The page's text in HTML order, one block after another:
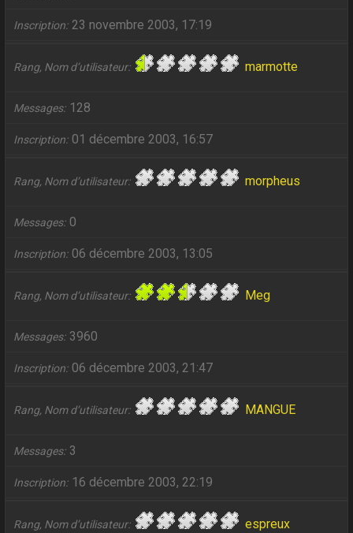
Inscription 23 novembre 2003, 17:19
Rang, Nom d’utilisateur marmotte
Messages 128
Inscription 01 décembre 2003, 16:57
Rang, Nom d’utilisateur morpheus
Messages 0
Inscription 06 décembre 2003, 13:05
Rang, Nom d’utilisateur Meg
Messages 3960
Inscription 06 décembre 2003, 21:47
Rang, Nom d’utilisateur MANGUE
Messages 3
Inscription 16 décembre 2003, 22:19
Rang, Nom d’utilisateur espreux